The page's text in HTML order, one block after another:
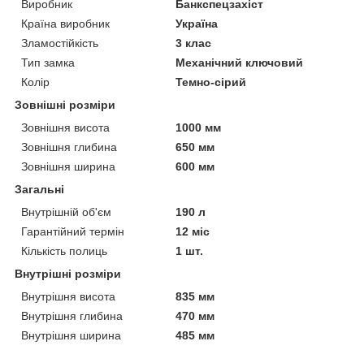
Виробник
Банкспецзахіст
Країна виробник
Україна
Зламостійкість
3 клас
Тип замка
Механічний ключовий
Колір
Темно-сірий
Зовнішні розміри
Зовнішня висота
1000 мм
Зовнішня глибина
650 мм
Зовнішня ширина
600 мм
Загальні
Внутрішній об'єм
190 л
Гарантійний термін
12 міс
Кількість полиць
1 шт.
Внутрішні розміри
Внутрішня висота
835 мм
Внутрішня глибина
470 мм
Внутрішня ширина
485 мм